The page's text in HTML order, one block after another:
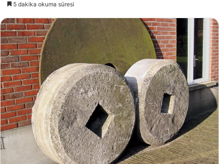
5 dakika okuma süresi